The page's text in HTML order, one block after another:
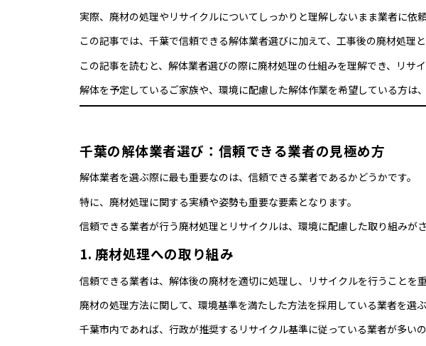
実際、廃材の処理やリサイクルについてしっかりと理解しないまま業者に依
この記事では、千葉で信頼できる解体業者選びに加えて、工事後の廃材処理
この記事を読むと、解体業者選びの際に廃材処理の仕組みを理解でき、リサ
解体を予定しているご家族や、環境に配慮した解体作業を希望している方は
千葉の解体業者選び：信頼できる業者の見極め方
解体業者を選ぶ際に最も重要なのは、信頼できる業者であるかどうかです。
特に、廃材処理に関する実績や姿勢も重要な要素となります。
信頼できる業者が行う廃材処理とリサイクルは、環境に配慮した取り組みが
1. 廃材処理への取り組み
信頼できる業者は、解体後の廃材を適切に処理し、リサイクルを行うことを重
廃材の処理方法に関して、環境基準を満たした方法を採用している業者を選
千葉市内であれば、行政が推奨するリサイクル基準に従っている業者が多い